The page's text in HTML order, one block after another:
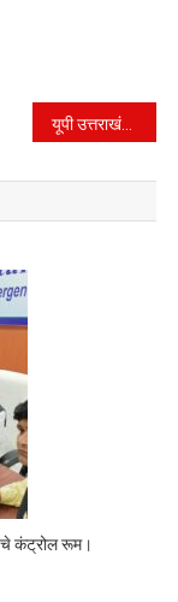
यूपी उत्तराखंड के बीच बचे आस्तियों एवं दायित्वों की सीएम ने की समीक्षा।
कंट्रोल रूम।